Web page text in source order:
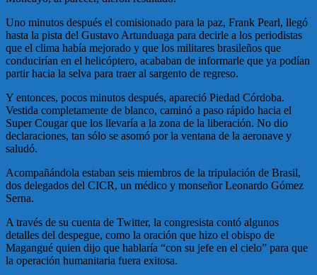
Uno minutos después el comisionado para la paz, Frank Pearl, llegó
hasta la pista del Gustavo Artunduaga para decirle a los periodistas
que el clima había mejorado y que los militares brasileños que
conducirían en el helicóptero, acababan de informarle que ya podían
partir hacia la selva para traer al sargento de regreso.
Y entonces, pocos minutos después, apareció Piedad Córdoba.
Vestida completamente de blanco, caminó a paso rápido hacia el
Super Cougar que los llevaría a la zona de la liberación. No dio
declaraciones, tan sólo se asomó por la ventana de la aeronave y
saludó.
Acompañándola estaban seis miembros de la tripulación de Brasil,
dos delegados del CICR, un médico y monseñor Leonardo Gómez
Serna.
A través de su cuenta de Twitter, la congresista contó algunos
detalles del despegue, como la oración que hizo el obispo de
Magangué quien dijo que hablaría “con su jefe en el cielo” para que
la operación humanitaria fuera exitosa.